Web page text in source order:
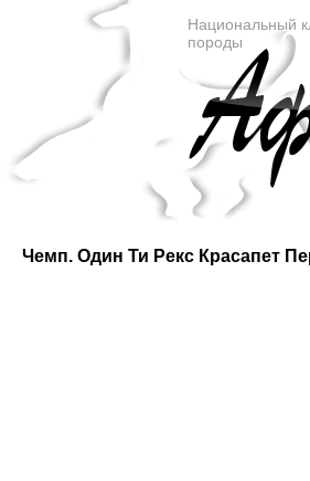
Национальный
породы
Чемп. Один Ти Рекс Красапет